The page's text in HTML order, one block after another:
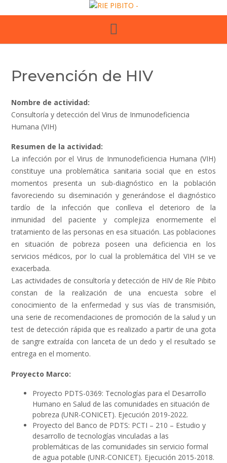
to
Prevención de HIV
Nombre de actividad:
Consultoría y detección del Virus de Inmunodeficiencia
Humana (VIH)
Resumen de la actividad:
La infección por el Virus de Inmunodeficiencia Humana (VIH)
constituye una problemática sanitaria social que en estos
momentos presenta un sub-diagnóstico en la población
favoreciendo su diseminación y generándose el diagnóstico
tardío de la infección que conlleva el deterioro de la
inmunidad del paciente y complejiza enormemente el
tratamiento de las personas en esa situación. Las poblaciones
en situación de pobreza poseen una deficiencia en los
servicios médicos, por lo cual la problemática del VIH se ve
exacerbada.
Las actividades de consultoría y detección de HIV de Ríe Pibito
constan de la realización de una encuesta sobre el
conocimiento de la enfermedad y sus vías de transmisión,
una serie de recomendaciones de promoción de la salud y un
test de detección rápida que es realizado a partir de una gota
de sangre extraída con lanceta de un dedo y el resultado se
entrega en el momento.
Proyecto Marco:
Proyecto PDTS-0369: Tecnologías para el Desarrollo
Humano en Salud de las comunidades en situación de
pobreza (UNR-CONICET). Ejecución 2019-2022.
Proyecto del Banco de PDTS: PCTI – 210 – Estudio y
desarrollo de tecnologías vinculadas a las
problemáticas de las comunidades sin servicio formal
de agua potable (UNR-CONICET). Ejecución 2015-2018.